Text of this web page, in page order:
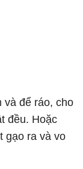
và để ráo, cho
đều. Hoặc
gạo ra và vo